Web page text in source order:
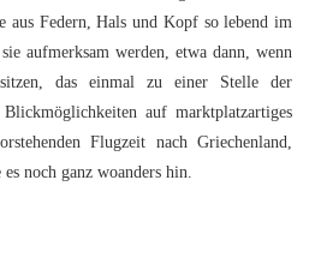
Federn, Hals und Kopf so lebend im
aufmerksam werden, etwa dann, wenn
das einmal zu einer Stelle der
auf marktplatzartiges
Flugzeit nach Griechenland,
noch ganz woanders hin.